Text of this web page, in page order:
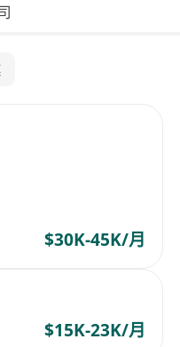
$30K-45K/月
$15K-23K/月